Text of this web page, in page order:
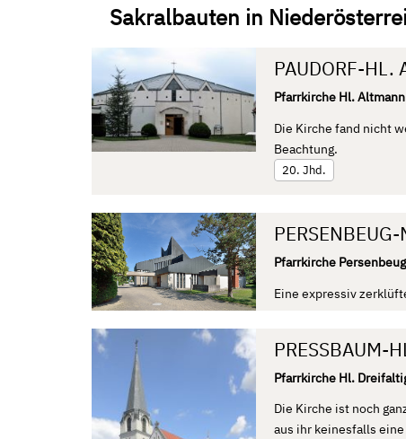
Sakralbauten in
PAUDORF-HL.
Pfarrkirche Hl. Altmann
Die Kirche fand nicht
Beachtung.
20. Jhd.
Pfarrkirche Persenbeug
Eine expressiv
PRESSBAUM-
Pfarrkirche Hl.
Die Kirche ist noch
aus ihr keinesfalls